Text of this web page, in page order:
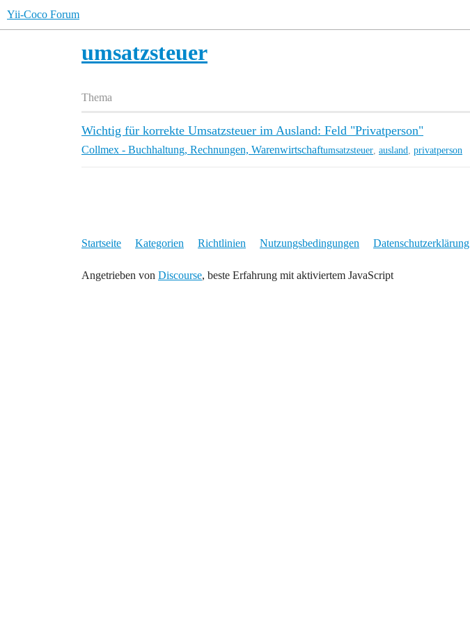
Yii-Coco Forum
umsatzsteuer
Thema
Wichtig für korrekte Umsatzsteuer im Ausland: Feld "Privatperson"
Collmex - Buchhaltung, Rechnungen, Warenwirtschaftumsatzsteuer ausland privatperson
Startseite Kategorien Richtlinien Nutzungsbedingungen Datenschutzerklärung
Angetrieben von Discourse, beste Erfahrung mit aktiviertem JavaScript